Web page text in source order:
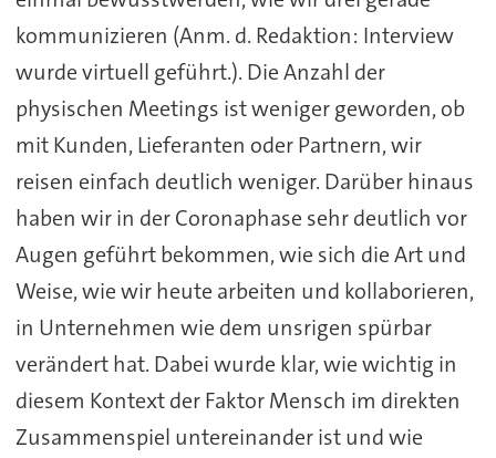
kommunizieren (Anm. d. Redaktion: Interview
wurde virtuell geführt.). Die Anzahl der
physischen Meetings ist weniger geworden, ob
mit Kunden, Lieferanten oder Partnern, wir
reisen einfach deutlich weniger. Darüber hinaus
haben wir in der Coronaphase sehr deutlich vor
Augen geführt bekommen, wie sich die Art und
Weise, wie wir heute arbeiten und kollaborieren,
in Unternehmen wie dem unsrigen spürbar
verändert hat. Dabei wurde klar, wie wichtig in
diesem Kontext der Faktor Mensch im direkten
Zusammenspiel untereinander ist und wie